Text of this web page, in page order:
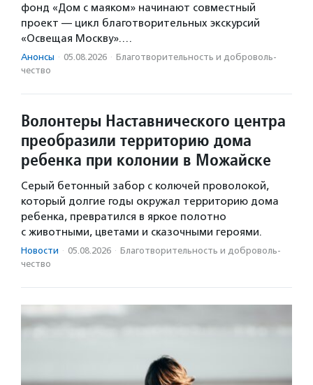
фонд «Дом с маяком» начинают совместный
проект — цикл благотворительных экскурсий
«Освещая Москву».…
Анонсы · 05.08.2026 · Благотвори­тель­ность и доброволь­
чест­во
Волонтеры Наставнического центра
преобразили территорию дома
ребенка при колонии в Можайске
Серый бетонный забор с колючей проволокой,
который долгие годы окружал территорию дома
ребенка, превратился в яркое полотно
с животными, цветами и сказочными героями.
Новости · 05.08.2026 · Благотвори­тель­ность и доброволь­
чест­во